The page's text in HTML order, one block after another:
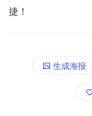
捷！
生成海报